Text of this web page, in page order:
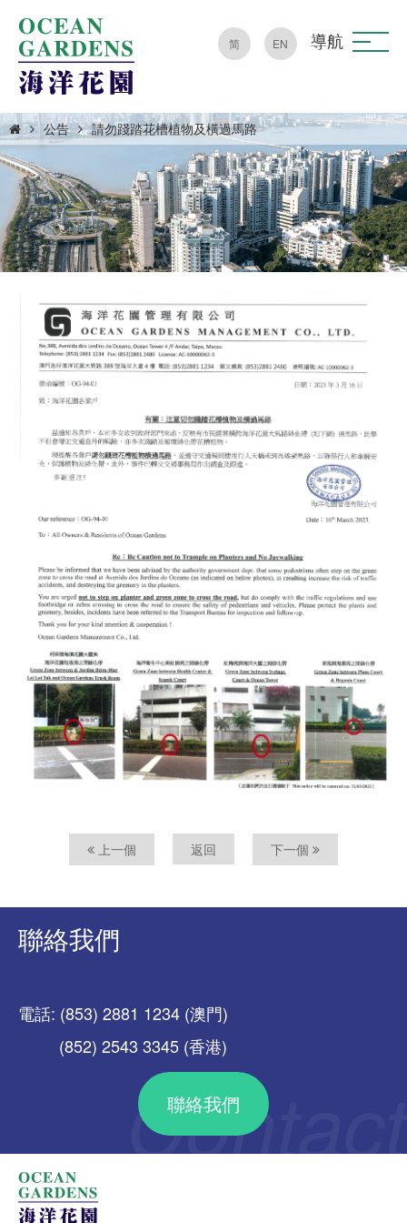
简 EN 導航
公告 請勿踐踏花槽植物及橫過馬路
上一個 返回 下一個
聯絡我們
電話: (853) 2881 1234 (澳門)
(852) 2543 3345 (香港)
聯絡我們